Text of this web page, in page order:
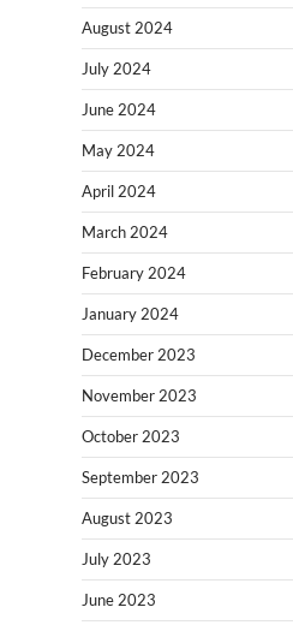
August 2024
July 2024
June 2024
May 2024
April 2024
March 2024
February 2024
January 2024
December 2023
November 2023
October 2023
September 2023
August 2023
July 2023
June 2023